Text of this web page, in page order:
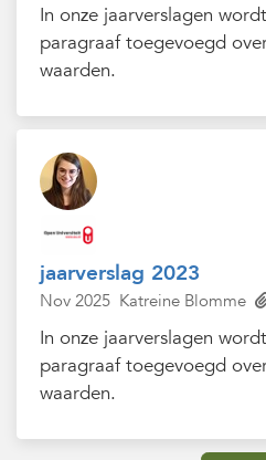
In onze jaarverslagen
paragraaf toegevoegd
waarden.
jaarverslag 2023
Nov 2025 Katreine Blomme
In onze jaarverslagen
paragraaf toegevoegd
waarden.